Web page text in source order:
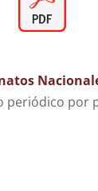
por